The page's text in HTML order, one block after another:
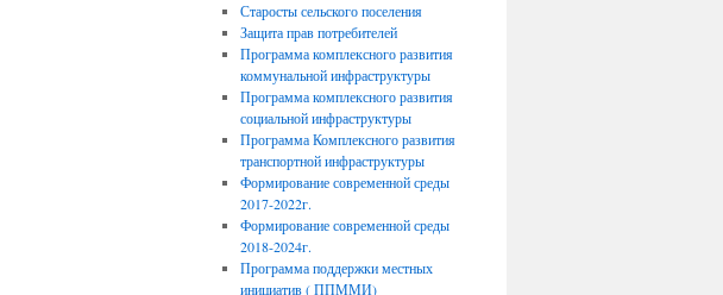
Старосты сельского поселения
Защита прав потребителей
Программа комплексного развития
коммунальной инфраструктуры
Программа комплексного развития
социальной инфраструктуры
Программа Комплексного развития
транспортной инфраструктуры
Формирование современной среды
2017-2022г.
Формирование современной среды
2018-2024г.
Программа поддержки местных
инициатив ( ППММИ)